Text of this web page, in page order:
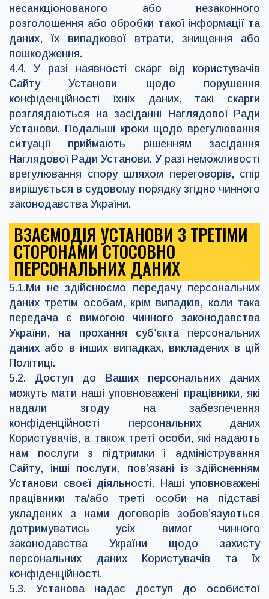
несанкціонованого або незаконного
розголошення або обробки такої інформації та
даних, їх випадкової втрати, знищення або
пошкодження.
4.4. У разі наявності скарг від користувачів
Сайту Установи щодо порушення
конфіденційності їхніх даних, такі скарги
розглядаються на засіданні Наглядової Ради
Установи. Подальші кроки щодо врегулювання
ситуації приймають рішенням засідання
Наглядової Ради Установи. У разі неможливості
врегулювання спору шляхом переговорів, спір
вирішується в судовому порядку згідно чинного
законодавства України.
ВЗАЄМОДІЯ УСТАНОВИ З ТРЕТІМИ
СТОРОНАМИ СТОСОВНО
ПЕРСОНАЛЬНИХ ДАНИХ
5.1.Ми не здійснюємо передачу персональних
даних третім особам, крім випадків, коли така
передача є вимогою чинного законодавства
України, на прохання суб’єкта персональних
даних або в інших випадках, викладених в цій
Політиці.
5.2. Доступ до Ваших персональних даних
можуть мати наші уповноважені працівники, які
надали згоду на забезпечення
конфіденційності персональних даних
Користувачів, а також треті особи, які надають
нам послуги з підтримки і адміністрування
Сайту, інші послуги, пов’язані із здійсненням
Установи своєї діяльності. Наші уповноважені
працівники та/або треті особи на підставі
укладених з нами договорів зобов’язуються
дотримуватись усіх вимог чинного
законодавства України щодо захисту
персональних даних Користувачів та їх
конфіденційності.
5.3. Установа надає доступ до особистої